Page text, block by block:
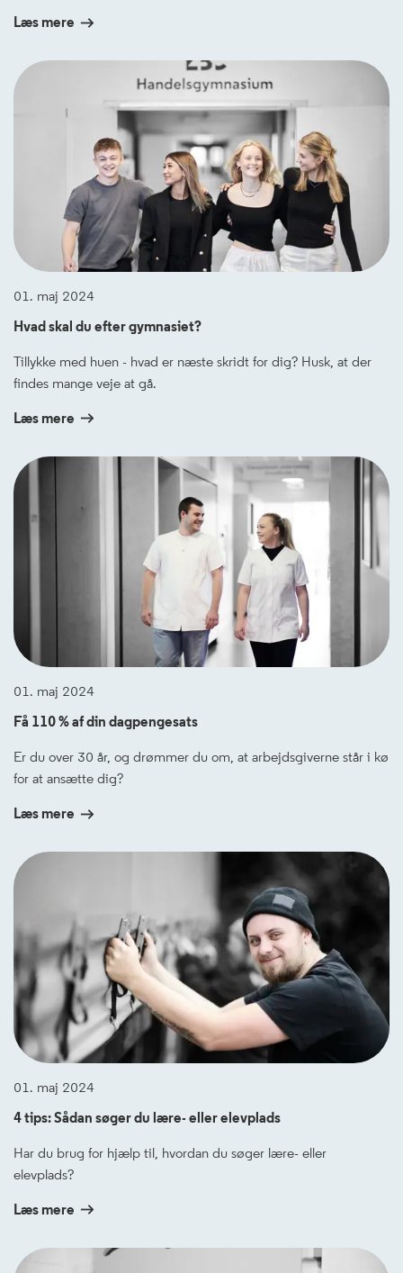
Læs mere
01. maj 2024
Hvad skal du efter gymnasiet?
Tillykke med huen - hvad er næste skridt for dig? Husk, at der
findes mange veje at gå.
Læs mere
01. maj 2024
Få 110 % af din dagpengesats
Er du over 30 år, og drømmer du om, at arbejdsgiverne står i kø
for at ansætte dig?
Læs mere
01. maj 2024
4 tips: Sådan søger du lære- eller elevplads
Har du brug for hjælp til, hvordan du søger lære- eller
elevplads?
Læs mere